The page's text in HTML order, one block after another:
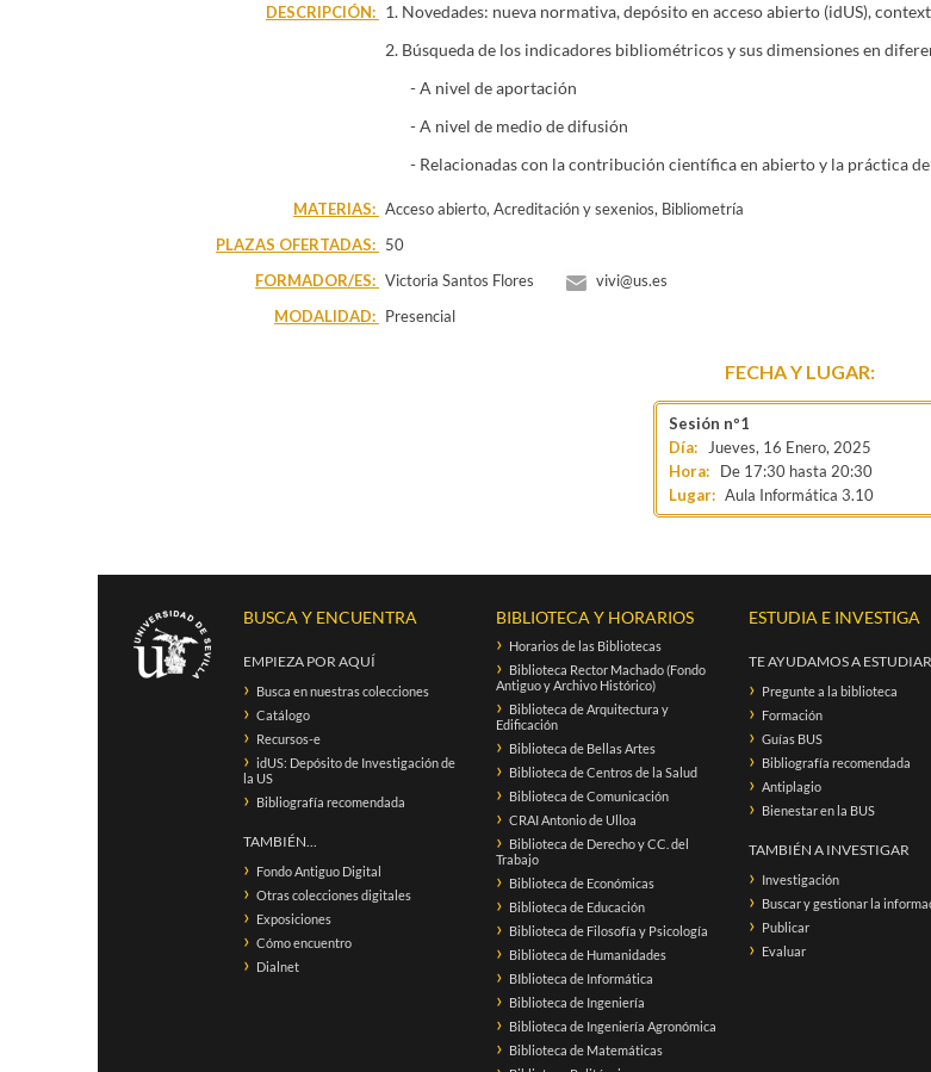
DESCRIPCIÓN: 1. Novedades: nueva normativa, depósito en acceso abierto (idUS),
2. Búsqueda de los indicadores bibliométricos y sus dimensiones en
- A nivel de aportación
- A nivel de medio de difusión
- Relacionadas con la contribución científica en abierto y la práctica
MATERIAS: Acceso abierto, Acreditación y sexenios, Bibliometría
PLAZAS OFERTADAS: 50
FORMADOR/ES: Victoria Santos Flores
vivi@us.es
MODALIDAD: Presencial
FECHA Y LUGAR:
Jueves, 16 Enero, 2025
De 17:30 hasta 20:30
Lugar: Aula Informática 3.10
BUSCA Y ENCUENTRA
EMPIEZA POR AQUÍ
Busca en nuestras colecciones
Catálogo
Recursos-e
idUS: Depósito de Investigación de
la US
Bibliografía recomendada
TAMBIÉN...
Fondo Antiguo Digital
Otras colecciones digitales
Exposiciones
Cómo encuentro
Dialnet
BIBLIOTECA Y HORARIOS
Horarios de las Bibliotecas
Biblioteca Rector Machado (Fondo
Antiguo y Archivo Histórico)
Biblioteca de Arquitectura y
Edificación
Biblioteca de Bellas Artes
Biblioteca de Centros de la Salud
Biblioteca de Comunicación
CRAI Antonio de Ulloa
Biblioteca de Derecho y CC. del
Trabajo
Biblioteca de Económicas
Biblioteca de Educación
Biblioteca de Filosofía y Psicología
Biblioteca de Humanidades
BIblioteca de Informática
Biblioteca de Ingeniería
Biblioteca de Ingeniería Agronómica
Biblioteca de Matemáticas
ESTUDIA E INVESTIGA
TE AYUDAMOS A ESTUDIAR
Pregunte a la biblioteca
Formación
Guías BUS
Bibliografía recomendada
Antiplagio
Bienestar en la BUS
TAMBIÉN A INVESTIGAR
Investigación
Buscar y gestionar la
Publicar
Evaluar